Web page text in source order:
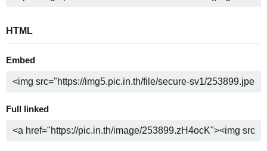
HTML
Embed
Full linked